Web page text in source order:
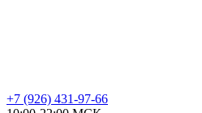
+7 (926) 431-97-66